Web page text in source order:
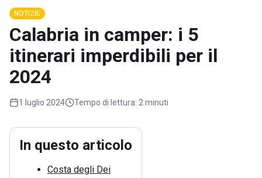
NOTIZIE
Calabria in camper: i 5
itinerari imperdibili per il
2024
1 luglio 2024 Tempo di lettura: 2 minuti
In questo articolo
Costa degli Dei